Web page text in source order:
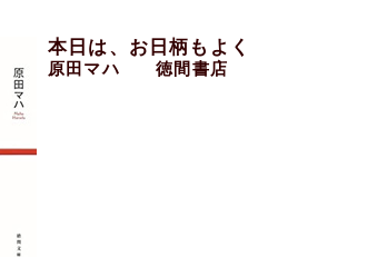
本日は、お日柄もよく
原田マハ 徳間書店